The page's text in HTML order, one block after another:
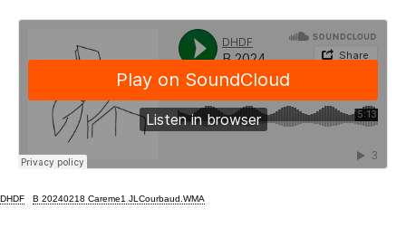
DHDF · B 20240218 Careme1 JLCourbaud.WMA